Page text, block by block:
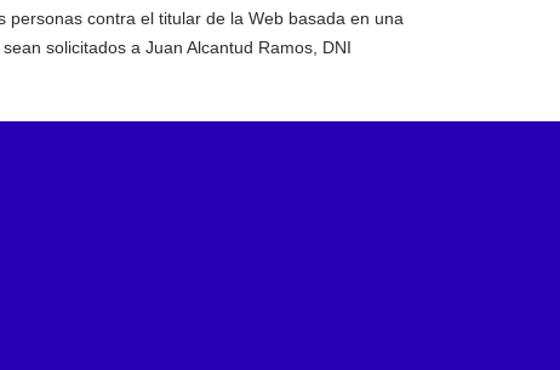
contra el titular de la Web basada en una
solicitados a Juan Alcantud Ramos, DNI